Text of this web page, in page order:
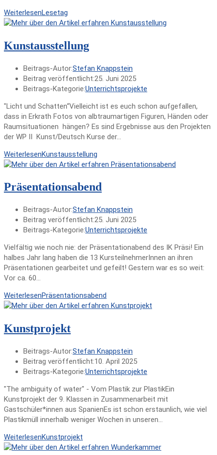
WeiterlesenLesetag
Kunstausstellung
Beitrags-Autor:Stefan Knappstein
Beitrag veröffentlicht:25. Juni 2025
Beitrags-Kategorie:Unterrichtsprojekte
"Licht und Schatten“Vielleicht ist es euch schon aufgefallen,
dass in Erkrath Fotos von albtraumartigen Figuren, Händen oder
Raumsituationen hängen? Es sind Ergebnisse aus den Projekten
der WP II Kunst/Deutsch Kurse der…
WeiterlesenKunstausstellung
Präsentationsabend
Beitrags-Autor:Stefan Knappstein
Beitrag veröffentlicht:25. Juni 2025
Beitrags-Kategorie:Unterrichtsprojekte
Vielfältig wie noch nie: der Präsentationabend des IK Präsi! Ein
halbes Jahr lang haben die 13 KursteilnehmerInnen an ihren
Präsentationen gearbeitet und gefeilt! Gestern war es so weit:
Vor ca. 60…
WeiterlesenPräsentationsabend
Kunstprojekt
Beitrags-Autor:Stefan Knappstein
Beitrag veröffentlicht:10. April 2025
Beitrags-Kategorie:Unterrichtsprojekte
"The ambiguity of water" - Vom Plastik zur PlastikEin
Kunstprojekt der 9. Klassen in Zusammenarbeit mit
Gastschüler*innen aus SpanienEs ist schon erstaunlich, wie viel
Plastikmüll innerhalb weniger Wochen in unseren…
WeiterlesenKunstprojekt